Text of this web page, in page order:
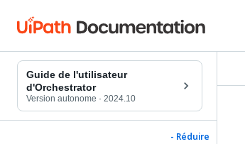
Guide de l'utilisateur
d'Orchestrator
Version autonome · 2024.10
- Réduire